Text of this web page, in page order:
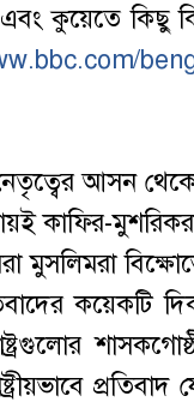
কুয়েতে কিছু
আসন
কাফির-
কয়েকটি